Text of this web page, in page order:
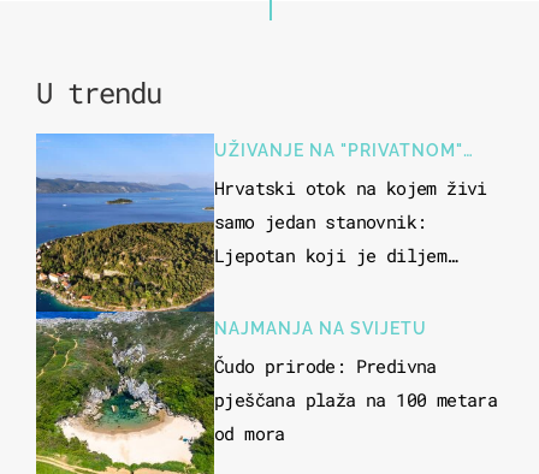
U trendu
UŽIVANJE NA "PRIVATNOM"
OTOKU
Hrvatski otok na kojem živi
samo jedan stanovnik:
Ljepotan koji je diljem
"bijelom zlatu"
NAJMANJA NA SVIJETU
Čudo prirode: Predivna
pješčana plaža na 100 metara
od mora